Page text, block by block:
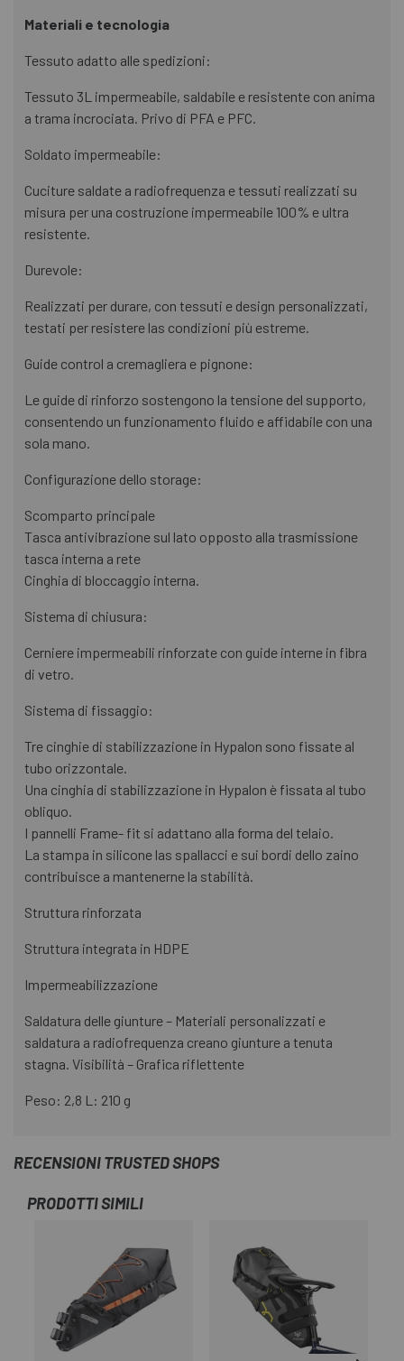
Materiali e tecnologia
Tessuto adatto alle spedizioni:
Tessuto 3L impermeabile, saldabile e resistente con anima
a trama incrociata. Privo di PFA e PFC.
Soldato impermeabile:
Cuciture saldate a radiofrequenza e tessuti realizzati su
misura per una costruzione impermeabile 100% e ultra
resistente.
Durevole:
Realizzati per durare, con tessuti e design personalizzati,
testati per resistere las condizioni più estreme.
Guide control a cremagliera e pignone:
Le guide di rinforzo sostengono la tensione del supporto,
consentendo un funzionamento fluido e affidabile con una
sola mano.
Configurazione dello storage:
Scomparto principale
Tasca antivibrazione sul lato opposto alla trasmissione
tasca interna a rete
Cinghia di bloccaggio interna.
Sistema di chiusura:
Cerniere impermeabili rinforzate con guide interne in fibra
di vetro.
Sistema di fissaggio:
Tre cinghie di stabilizzazione in Hypalon sono fissate al
tubo orizzontale.
Una cinghia di stabilizzazione in Hypalon è fissata al tubo
obliquo.
I pannelli Frame- fit si adattano alla forma del telaio.
La stampa in silicone las spallacci e sui bordi dello zaino
contribuisce a mantenerne la stabilità.
Struttura rinforzata
Struttura integrata in HDPE
Impermeabilizzazione
Saldatura delle giunture – Materiali personalizzati e
saldatura a radiofrequenza creano giunture a tenuta
stagna. Visibilità – Grafica riflettente
Peso: 2,8 L: 210 g
RECENSIONI TRUSTED SHOPS
PRODOTTI SIMILI